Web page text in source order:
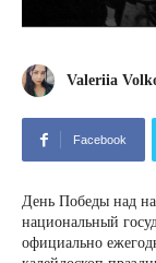
Valeriia
Facebook
День Победы над
национальный
официально